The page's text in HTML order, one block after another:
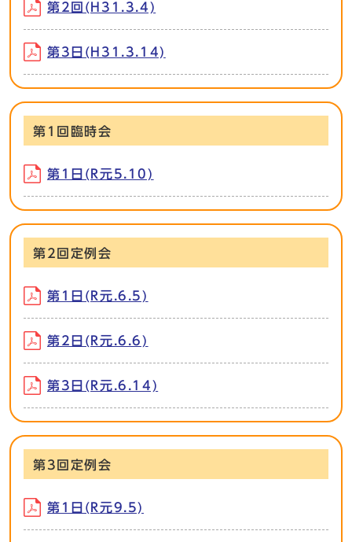
第2回(H31.3.4)
第3日(H31.3.14)
第1回臨時会
第1日(R元5.10)
第2回定例会
第1日(R元.6.5)
第2日(R元.6.6)
第3日(R元.6.14)
第3回定例会
第1日(R元9.5)